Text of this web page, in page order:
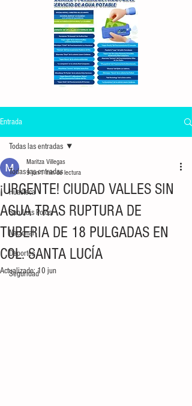
Entrada
Todas las entradas
Huasteca
San Luis Potosí
Nacional
Deportes
Seguridad
Todas las entradas
¡URGENTE! CIUDAD VALLES SIN
AGUA TRAS RUPTURA DE
TUBERIA DE 18 PULGADAS EN
COL. SANTA LUCÍA
Maritza Villegas
9 jun1 min de lectura
Actualizado:10 jun